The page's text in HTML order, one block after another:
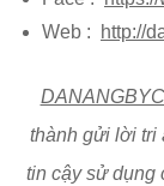
Web :
http://
thành gửi lời tri
tin cậy sử dụng